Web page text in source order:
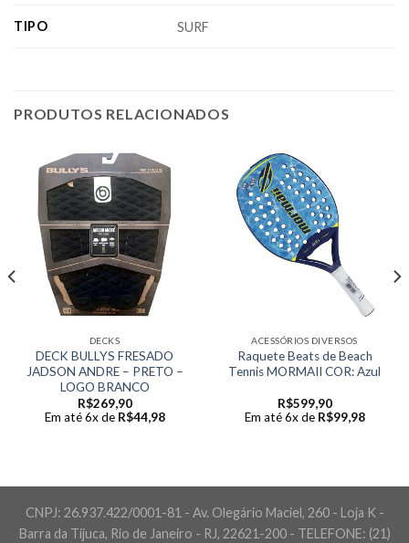
TIPO SURF
PRODUTOS RELACIONADOS
DECKS
DECK BULLYS FRESADO
JADSON ANDRE – PRETO –
LOGO BRANCO
R$269,90
Em até 6x de R$44,98
ACESSÓRIOS DIVERSOS
Raquete Beats de Beach
Tennis MORMAII COR: Azul
R$599,90
Em até 6x de R$99,98
CNPJ: 26.937.422/0001-81 - Av. Olegário Maciel, 260 - Loja K -
Barra da Tijuca, Rio de Janeiro - RJ, 22621-200 - TELEFONE: (21)